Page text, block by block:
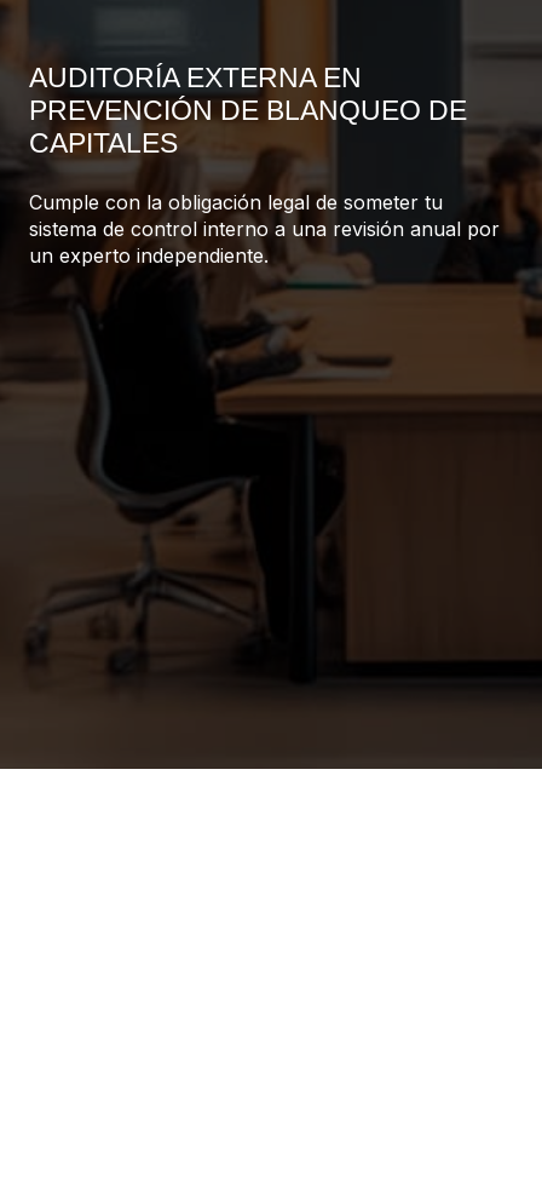
AUDITORÍA EXTERNA EN
PREVENCIÓN DE BLANQUEO DE
CAPITALES
Cumple con la obligación legal de someter tu
sistema de control interno a una revisión anual por
un experto independiente.